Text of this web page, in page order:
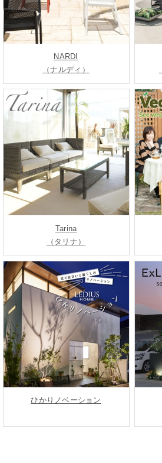
NARDI
（ナルディ）
Tarina
（タリナ）
ひかりノベーション